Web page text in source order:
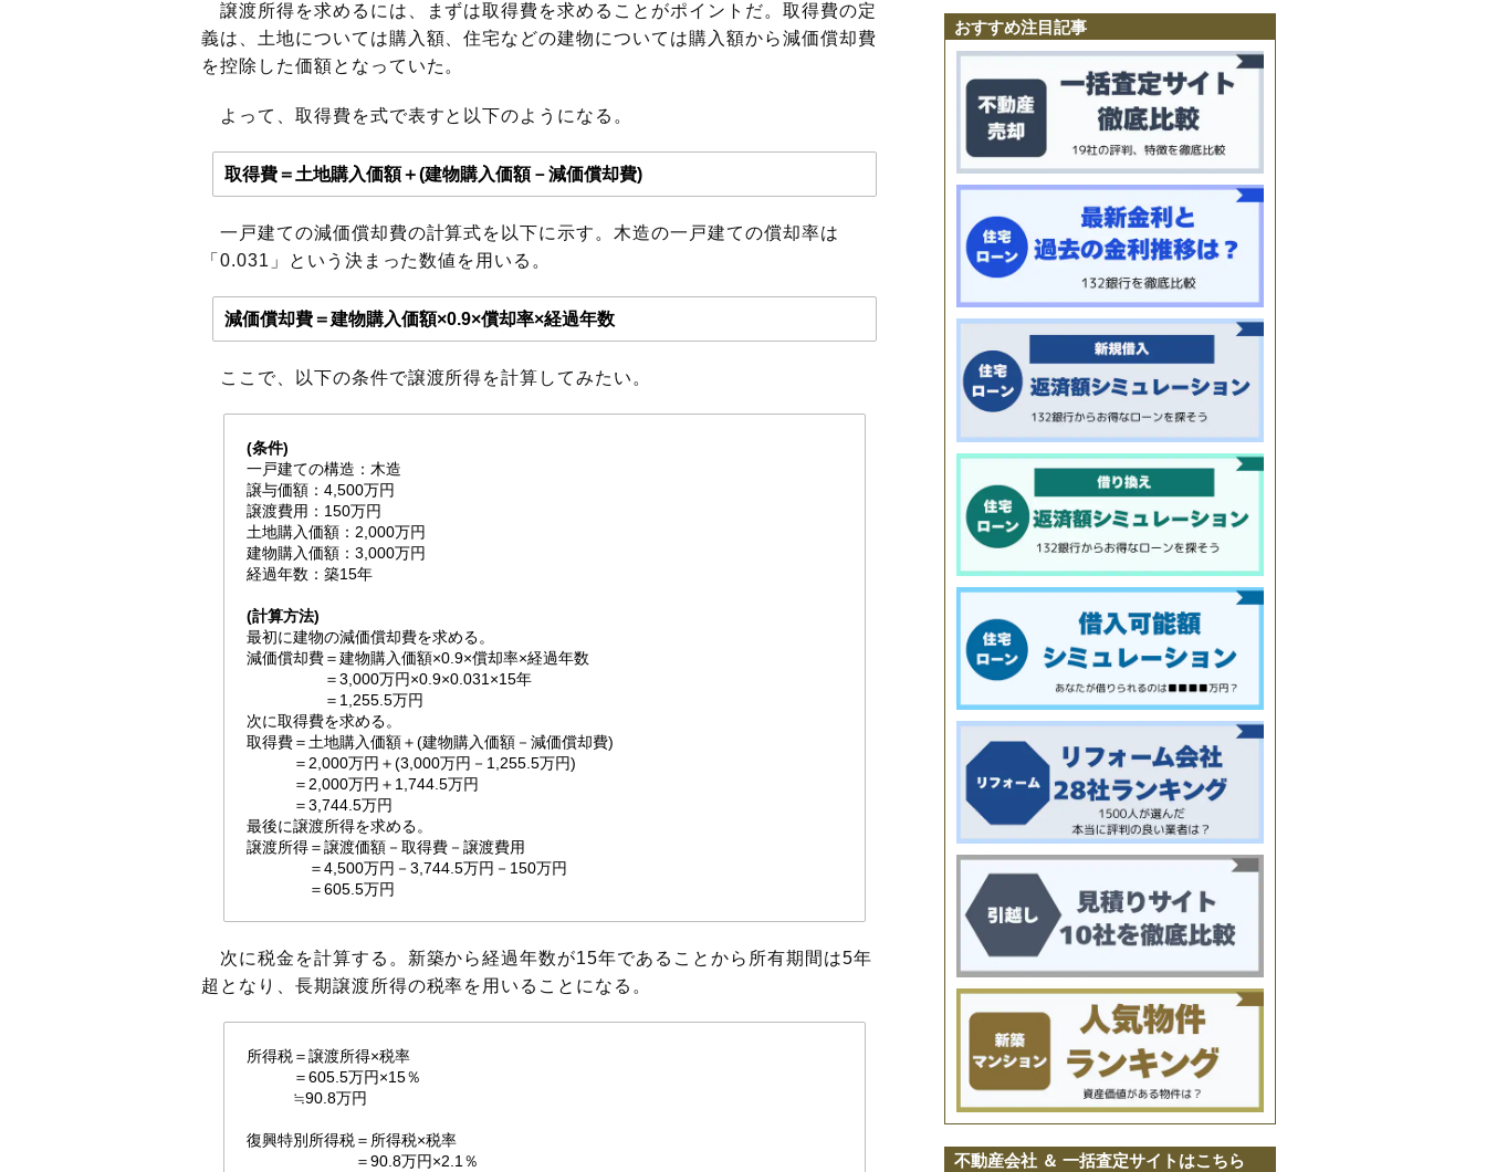
譲渡所得を求めるには、まずは取得費を求めることがポイントだ。取得費の定
義は、土地については購入額、住宅などの建物については購入額から減価償却費
を控除した価額となっていた。
よって、取得費を式で表すと以下のようになる。
取得費＝土地購入価額＋(建物購入価額－減価償却費)
一戸建ての減価償却費の計算式を以下に示す。木造の一戸建ての償却率は
「0.031」という決まった数値を用いる。
減価償却費＝建物購入価額×0.9×償却率×経過年数
ここで、以下の条件で譲渡所得を計算してみたい。
(条件)
一戸建ての構造：木造
譲与価額：4,500万円
譲渡費用：150万円
土地購入価額：2,000万円
建物購入価額：3,000万円
経過年数：築15年
(計算方法)
最初に建物の減価償却費を求める。
減価償却費＝建物購入価額×0.9×償却率×経過年数
＝3,000万円×0.9×0.031×15年
＝1,255.5万円
次に取得費を求める。
取得費＝土地購入価額＋(建物購入価額－減価償却費)
＝2,000万円＋(3,000万円－1,255.5万円)
＝2,000万円＋1,744.5万円
＝3,744.5万円
最後に譲渡所得を求める。
譲渡所得＝譲渡価額－取得費－譲渡費用
＝4,500万円－3,744.5万円－150万円
＝605.5万円
次に税金を計算する。新築から経過年数が15年であることから所有期間は5年
超となり、長期譲渡所得の税率を用いることになる。
所得税＝譲渡所得×税率
＝605.5万円×15％
≒90.8万円
復興特別所得税＝所得税×税率
＝90.8万円×2.1％
おすすめ注目記事
不動産会社 ＆ 一括査定サイトはこちら